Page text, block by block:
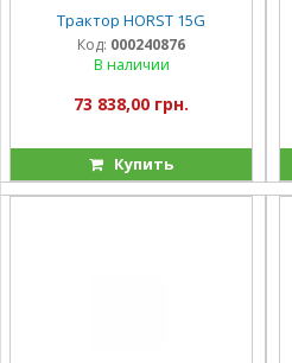
Трактор HORST 15G
Код: 000240876
В наличии
73 838,00 грн.
Купить